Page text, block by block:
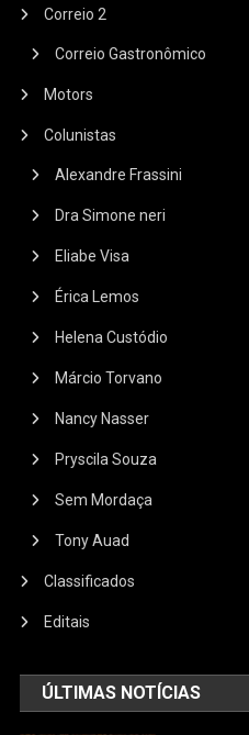
Correio 2
Correio Gastronômico
Motors
Colunistas
Alexandre Frassini
Dra Simone neri
Eliabe Visa
Érica Lemos
Helena Custódio
Márcio Torvano
Nancy Nasser
Pryscila Souza
Sem Mordaça
Tony Auad
Classificados
Editais
ÚLTIMAS NOTÍCIAS